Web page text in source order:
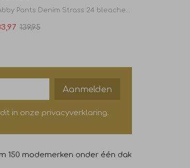
139,95
Aanmelden
in onze privacyverklaring.
150 modemerken onder één dak